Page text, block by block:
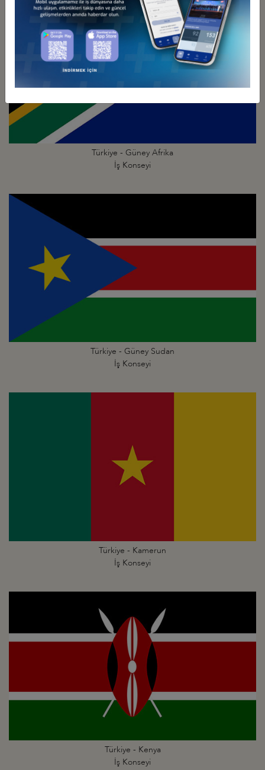
Türkiye - Güney Afrika
İş Konseyi
Türkiye - Güney Sudan
İş Konseyi
Türkiye - Kamerun
İş Konseyi
Türkiye - Kenya
İş Konseyi